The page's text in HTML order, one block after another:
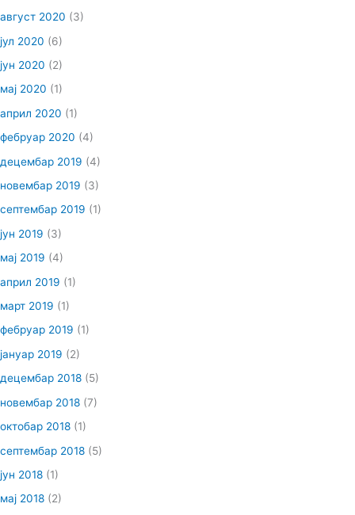
август 2020 (3)
јул 2020 (6)
јун 2020 (2)
мај 2020 (1)
април 2020 (1)
фебруар 2020 (4)
децембар 2019 (4)
новембар 2019 (3)
септембар 2019 (1)
јун 2019 (3)
мај 2019 (4)
април 2019 (1)
март 2019 (1)
фебруар 2019 (1)
јануар 2019 (2)
децембар 2018 (5)
новембар 2018 (7)
октобар 2018 (1)
септембар 2018 (5)
јун 2018 (1)
мај 2018 (2)